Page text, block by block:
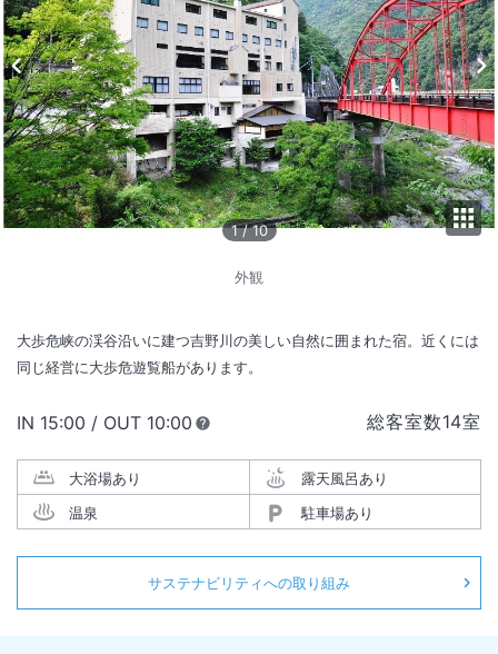
1 /10
外観
大歩危峡の渓谷沿いに建つ吉野川の美しい自然に囲まれた宿。近くには
同じ経営に大歩危遊覧船があります。
総客室数14室
IN チェックイン
15:00 / OUT チェックアウト
10:00
大浴場あり
露天風呂あり
温泉
駐車場あり
サステナビリティへの取り組み